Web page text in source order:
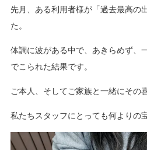
先月、ある利用者様が「過去最高の
た。
体調に波がある中で、あきらめず、
でこられた結果です。
ご本人、そしてご家族と一緒にその
私たちスタッフにとっても何よりの